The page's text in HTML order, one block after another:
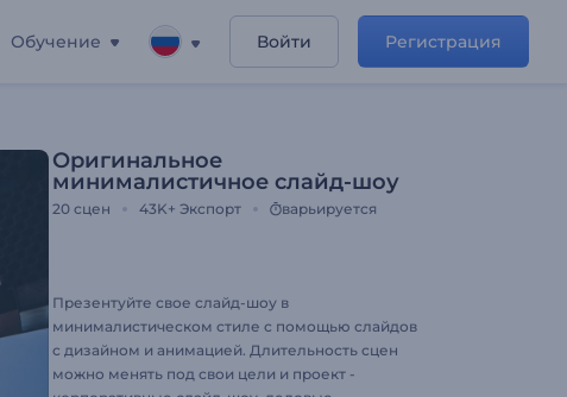
Обучение Войти Регистрация
Оригинальное
минималистичное слайд-шоу
20 сцен 43K+ Экспорт варьируется
Презентуйте свое слайд-шоу в
минималистическом стиле с помощью слайдов
с дизайном и анимацией. Длительность сцен
можно менять под свои цели и проект -